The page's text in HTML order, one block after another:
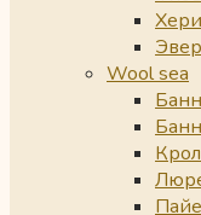
Wool sea